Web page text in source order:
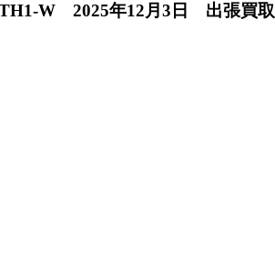
TH1-W 2025年12月3日 出張買取